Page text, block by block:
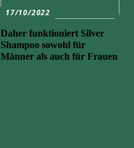
17/10/2022
Daher funktioniert Silver
Shampoo sowohl für
Männer als auch für Frauen